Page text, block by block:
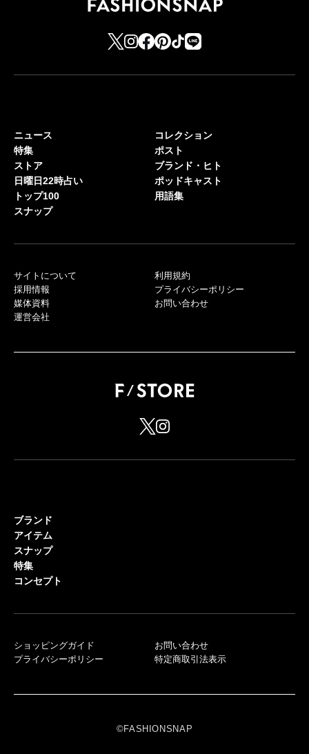
ニュース
特集
ストア
日曜日22時占い
トップ100
スナップ
コレクション
ポスト
ブランド・ヒト
ポッドキャスト
用語集
サイトについて
採用情報
媒体資料
運営会社
利用規約
プライバシーポリシー
お問い合わせ
ブランド
アイテム
スナップ
特集
コンセプト
ショッピングガイド
プライバシーポリシー
お問い合わせ
特定商取引法表示
©FASHIONSNAP